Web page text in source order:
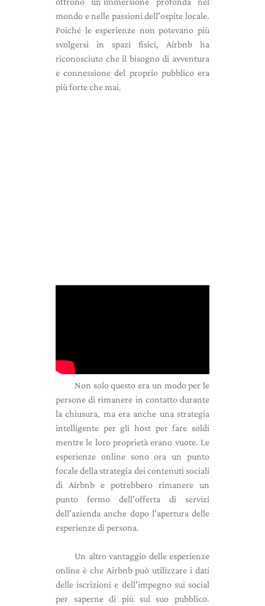
mondo e nelle passioni dell'ospite locale.
Poiché le esperienze non potevano più
svolgersi in spazi fisici, Airbnb ha
riconosciuto che il bisogno di avventura
e connessione del proprio pubblico era
più forte che mai.
Non solo questo era un modo per le
persone di rimanere in contatto durante
la chiusura, ma era anche una strategia
intelligente per gli host per fare soldi
mentre le loro proprietà erano vuote. Le
esperienze online sono ora un punto
focale della strategia dei contenuti sociali
di Airbnb e potrebbero rimanere un
punto fermo dell'offerta di servizi
dell'azienda anche dopo l'apertura delle
esperienze di persona.
Un altro vantaggio delle esperienze
online è che Airbnb può utilizzare i dati
delle iscrizioni e dell'impegno sui social
per saperne di più sul suo pubblico.